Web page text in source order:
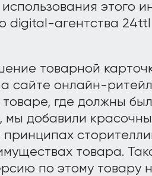
этого
digital-агентства
товарной
сайте онлайн-
где должны
мы добавили
товара.
по этому товару